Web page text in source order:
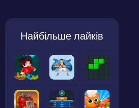
Найбільше лайків